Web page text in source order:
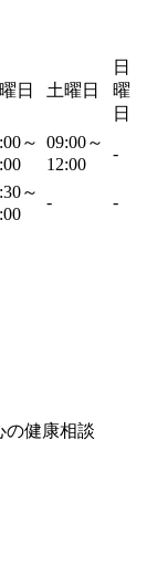
日 土曜日
日
曜
日
～ 09:00～
12:00
-
～
- -
の健康相談